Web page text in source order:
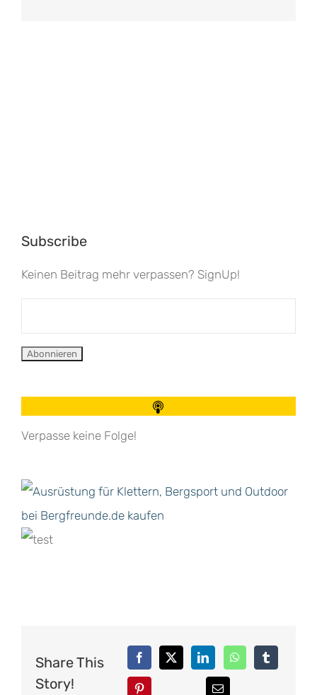
Subscribe
Keinen Beitrag mehr verpassen? SignUp!
Verpasse keine Folge!
Share This
Story!